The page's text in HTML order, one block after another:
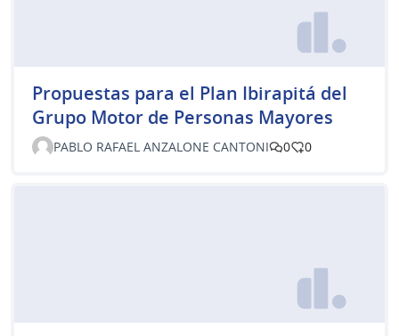
Propuestas para el Plan Ibirapitá del
Grupo Motor de Personas Mayores
PABLO RAFAEL ANZALONE CANTONI 0 0